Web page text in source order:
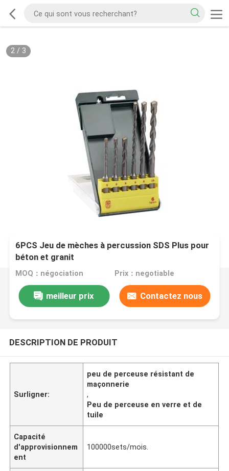
2/ 3
6PCS Jeu de mèches à percussion SDS Plus pour
béton et granit
MOQ：négociation Prix：negotiable
meilleur prix Contactez nous
DESCRIPTION DE PRODUIT
Surligner:
peu de perceuse résistant de
maçonnerie
,
Peu de perceuse en verre et de
tuile
Capacité
d'approvisionnem
ent
100000sets/mois.